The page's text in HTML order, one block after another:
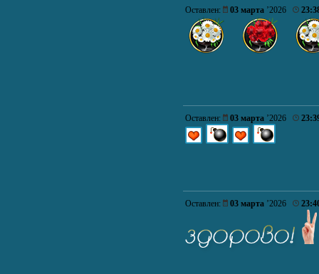
Оставлен: 03 марта ’2026
Оставлен: 03 марта ’2026
Оставлен: 03 марта ’2026